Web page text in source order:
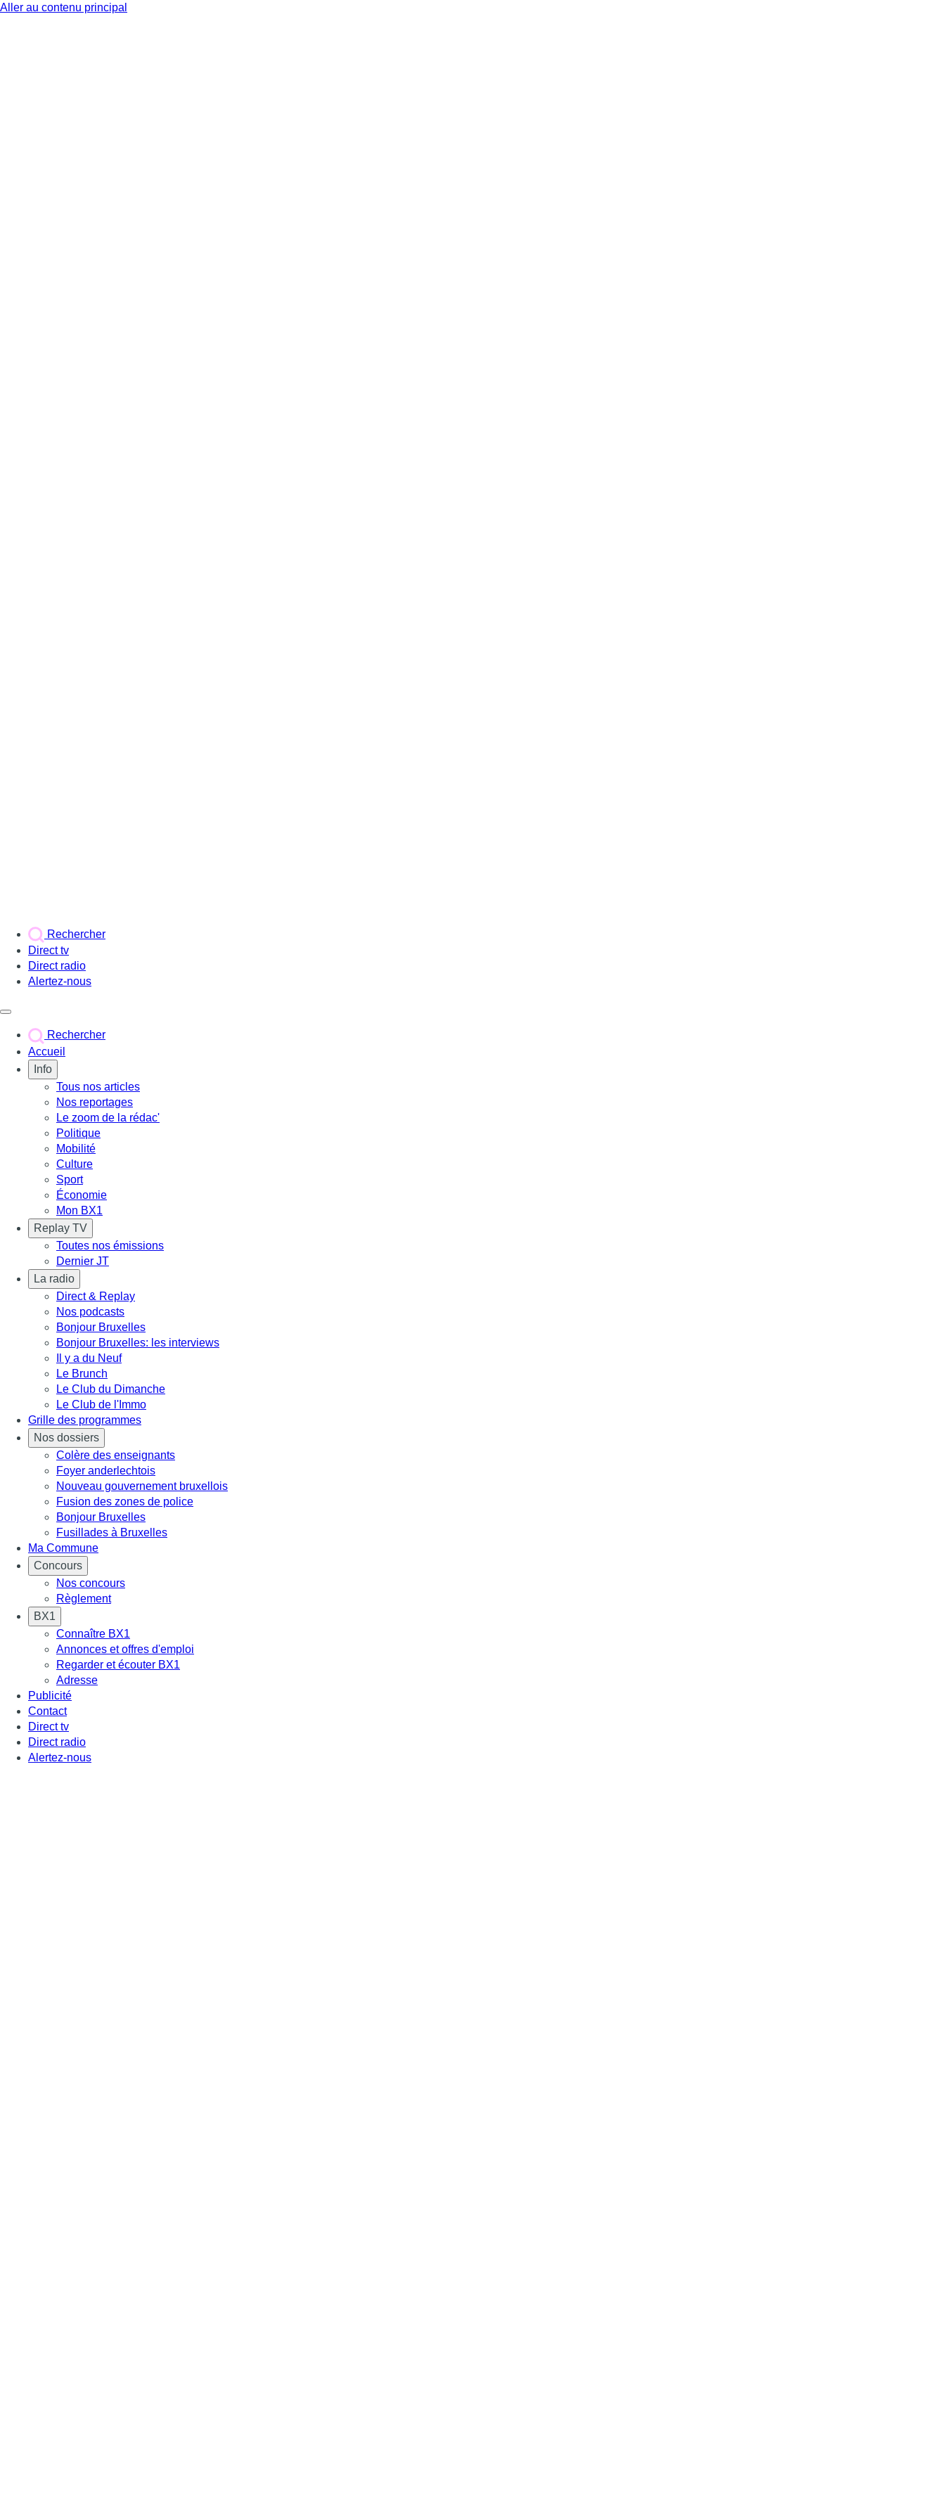
Aller au contenu principal
Rechercher
Direct tv
Direct radio
Alertez-nous
Rechercher
Accueil
Info
Tous nos articles
Nos reportages
Le zoom de la rédac'
Politique
Mobilité
Culture
Sport
Économie
Mon BX1
Replay TV
Toutes nos émissions
Dernier JT
La radio
Direct & Replay
Nos podcasts
Bonjour Bruxelles
Bonjour Bruxelles: les interviews
Il y a du Neuf
Le Brunch
Le Club du Dimanche
Le Club de l'Immo
Grille des programmes
Nos dossiers
Colère des enseignants
Foyer anderlechtois
Nouveau gouvernement bruxellois
Fusion des zones de police
Bonjour Bruxelles
Fusillades à Bruxelles
Ma Commune
Concours
Nos concours
Règlement
BX1
Connaître BX1
Annonces et offres d'emploi
Regarder et écouter BX1
Adresse
Publicité
Contact
Direct tv
Direct radio
Alertez-nous